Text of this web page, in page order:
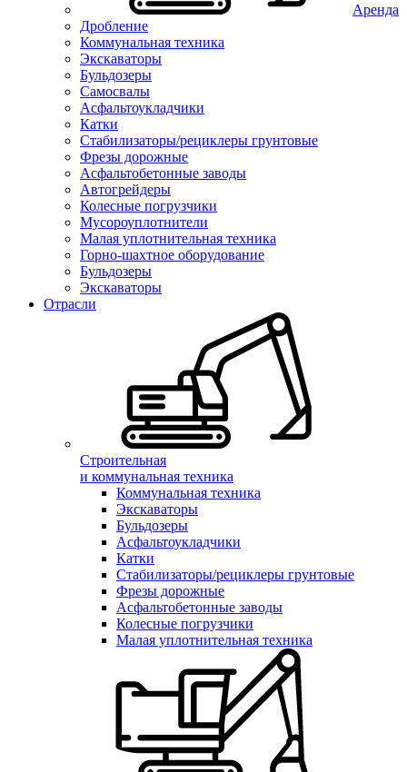
Аренда
Дробление
Коммунальная техника
Экскаваторы
Бульдозеры
Самосвалы
Асфальтоукладчики
Катки
Стабилизаторы/рециклеры грунтовые
Фрезы дорожные
Асфальтобетонные заводы
Автогрейдеры
Колесные погрузчики
Мусороуплотнители
Малая уплотнительная техника
Горно-шахтное оборудование
Бульдозеры
Экскаваторы
Отрасли
Строительная
и коммунальная техника
Коммунальная техника
Экскаваторы
Бульдозеры
Асфальтоукладчики
Катки
Стабилизаторы/рециклеры грунтовые
Фрезы дорожные
Асфальтобетонные заводы
Колесные погрузчики
Малая уплотнительная техника